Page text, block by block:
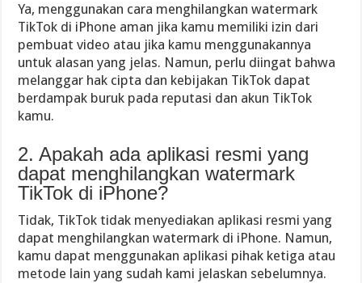
Ya, menggunakan cara menghilangkan watermark
TikTok di iPhone aman jika kamu memiliki izin dari
pembuat video atau jika kamu menggunakannya
untuk alasan yang jelas. Namun, perlu diingat bahwa
melanggar hak cipta dan kebijakan TikTok dapat
berdampak buruk pada reputasi dan akun TikTok
kamu.
2. Apakah ada aplikasi resmi yang
dapat menghilangkan watermark
TikTok di iPhone?
Tidak, TikTok tidak menyediakan aplikasi resmi yang
dapat menghilangkan watermark di iPhone. Namun,
kamu dapat menggunakan aplikasi pihak ketiga atau
metode lain yang sudah kami jelaskan sebelumnya.